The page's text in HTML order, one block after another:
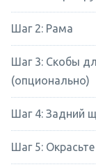
Шаг 2: Рама
Шаг 3: Скобы
(опционально)
Шаг 4: Задний
Шаг 5: